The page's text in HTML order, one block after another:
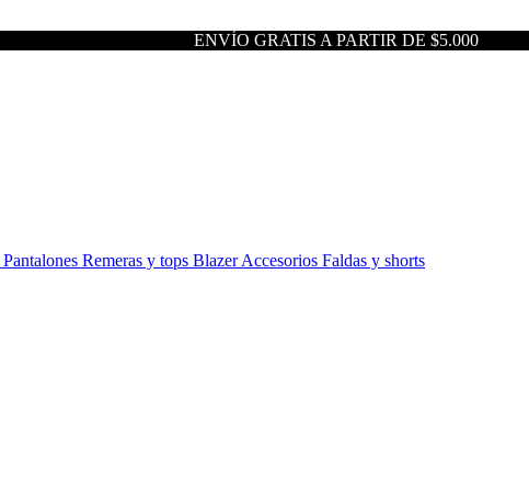
ENVÍO GRATIS A PARTIR DE $5.000
Pantalones Remeras y tops BlazerAccesorios Faldas y shorts